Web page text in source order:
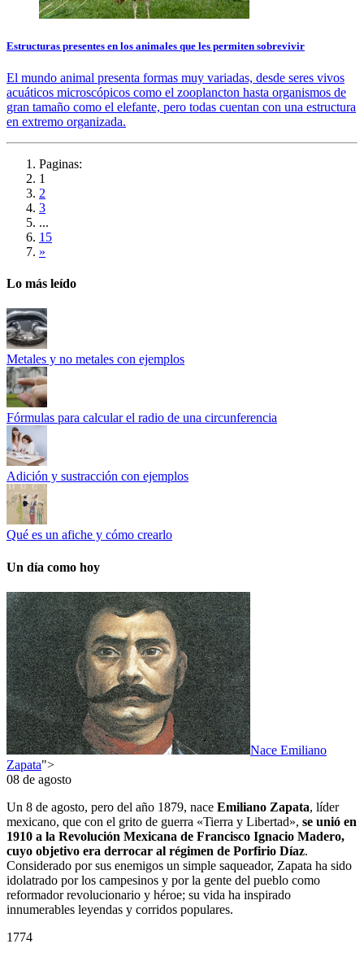
Estructuras presentes en los animales que les permiten sobrevivir
El mundo animal presenta formas muy variadas, desde seres vivos
acuáticos microscópicos como el zooplancton hasta organismos de
gran tamaño como el elefante, pero todas cuentan con una estructura
en extremo organizada.
Paginas:
1
2
3
...
15
»
Lo más leído
Metales y no metales con ejemplos
Fórmulas para calcular el radio de una circunferencia
Adición y sustracción con ejemplos
Qué es un afiche y cómo crearlo
Un día como hoy
Nace Emiliano
Zapata">
08 de agosto
Un 8 de agosto, pero del año 1879, nace Emiliano Zapata, líder
mexicano, que con el grito de guerra «Tierra y Libertad», se unió en
1910 a la Revolución Mexicana de Francisco Ignacio Madero,
cuyo objetivo era derrocar al régimen de Porfirio Díaz.
Considerado por sus enemigos un simple saqueador, Zapata ha sido
idolatrado por los campesinos y por la gente del pueblo como
reformador revolucionario y héroe; su vida ha inspirado
innumerables leyendas y corridos populares.
1774